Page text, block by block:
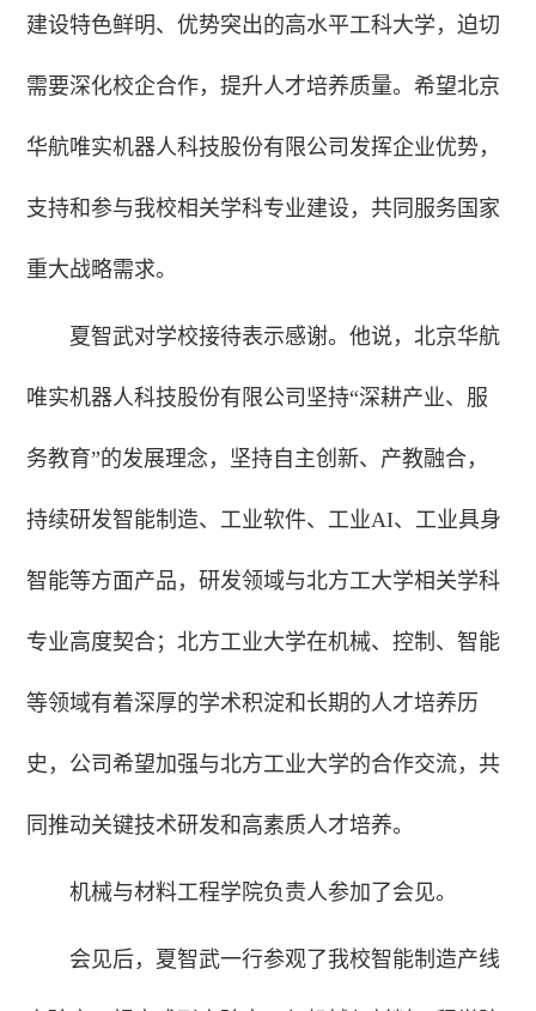
建设特色鲜明、优势突出的高水平工科大学，迫切
需要深化校企合作，提升人才培养质量。希望北京
华航唯实机器人科技股份有限公司发挥企业优势，
支持和参与我校相关学科专业建设，共同服务国家
重大战略需求。
夏智武对学校接待表示感谢。他说，北京华航
唯实机器人科技股份有限公司坚持“深耕产业、服
务教育”的发展理念，坚持自主创新、产教融合，
持续研发智能制造、工业软件、工业AI、工业具身
智能等方面产品，研发领域与北方工大学相关学科
专业高度契合；北方工业大学在机械、控制、智能
等领域有着深厚的学术积淀和长期的人才培养历
史，公司希望加强与北方工业大学的合作交流，共
同推动关键技术研发和高素质人才培养。
机械与材料工程学院负责人参加了会见。
会见后，夏智武一行参观了我校智能制造产线